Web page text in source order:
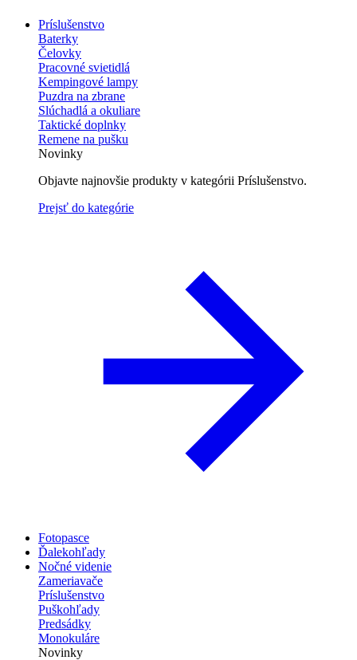
Príslušenstvo
Baterky
Čelovky
Pracovné svietidlá
Kempingové lampy
Puzdra na zbrane
Slúchadlá a okuliare
Taktické doplnky
Remene na pušku
Novinky
Objavte najnovšie produkty v kategórii Príslušenstvo.
Prejsť do kategórie
Fotopasce
Ďalekohľady
Nočné videnie
Zameriavače
Príslušenstvo
Puškohľady
Predsádky
Monokuláre
Novinky